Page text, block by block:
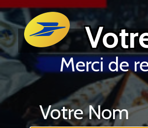
Merci de
Votre Nom